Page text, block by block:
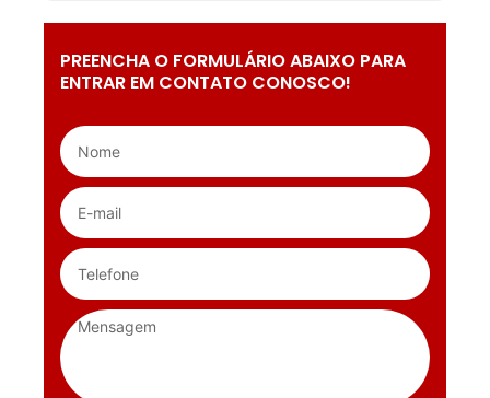
PREENCHA O FORMULÁRIO ABAIXO PARA
ENTRAR EM CONTATO CONOSCO!